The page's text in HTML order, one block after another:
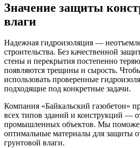
Значение защиты
влаги
Надежная гидроизоляция —
строительства. Без качественной
стены и перекрытия постепенно
появляются трещины и сырость.
использовать проверенные
подходящие под конкретные задачи.
Компания «Байкальский газобетон»
всех типов зданий и конструкций —
промышленных объектов. Мы
оптимальные материалы для защиты
грунтовой влаги.